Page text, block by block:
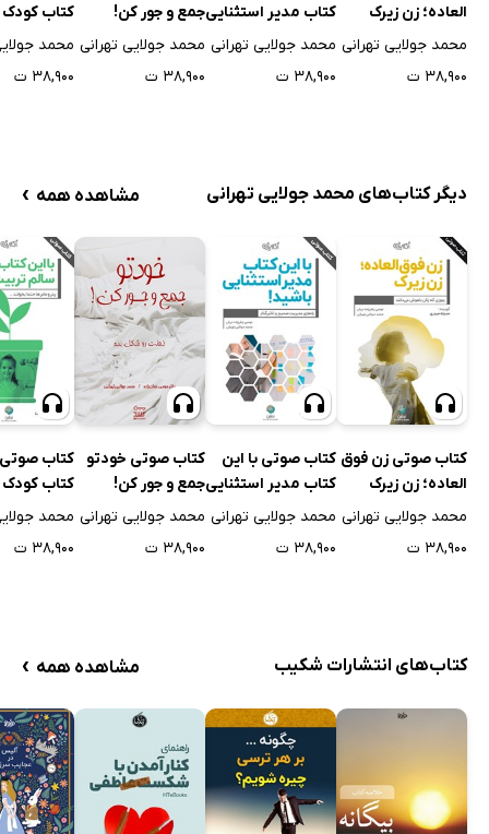
العاده؛ زن زیرک
محمد جولایی تهرانی
۳۸,۹۰۰ ت
کتاب مدیر استثنایی
باشید!
محمد جولایی تهرانی
۳۸,۹۰۰ ت
جمع و جور کن!
محمد جولایی تهرانی
۳۸,۹۰۰ ت
کتاب
تربیت کنید
محمد
۳۸,۹۰۰ ت
دیگر کتاب‌های محمد جولایی تهرانی مشاهده همه ›
کتاب صوتی زن فوق
العاده؛ زن زیرک
محمد جولایی تهرانی
۳۸,۹۰۰ ت
کتاب صوتی با این
کتاب مدیر استثنایی
باشید!
محمد جولایی تهرانی
۳۸,۹۰۰ ت
کتاب صوتی خودتو
جمع و جور کن!
محمد جولایی تهرانی
۳۸,۹۰۰ ت
کتاب صوتی
کتاب
تربیت کنید
محمد
۳۸,۹۰۰ ت
کتاب‌های انتشارات شکیب مشاهده همه ›